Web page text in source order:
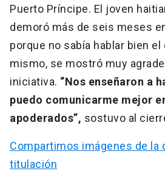
Puerto Príncipe. El joven
demoró más de seis meses
porque no sabía hablar bien el
mismo, se mostró muy
iniciativa. “Nos enseñaron a
puedo comunicarme mejor
apoderados”, sostuvo al
Compartimos imágenes de la
titulación